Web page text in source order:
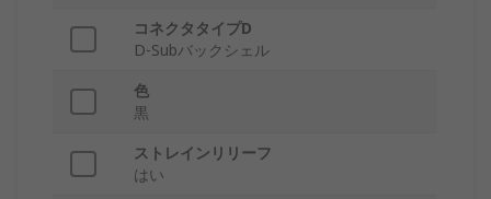
コネクタタイプD
D-Subバックシェル
色
黒
ストレインリリーフ
はい